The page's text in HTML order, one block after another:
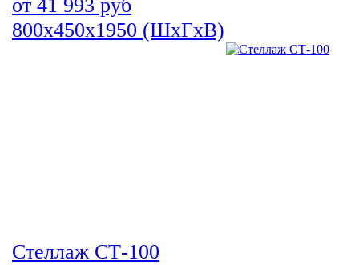
от 41 993 руб
800х450х1950 (ШхГхВ)
Стеллаж СТ-100